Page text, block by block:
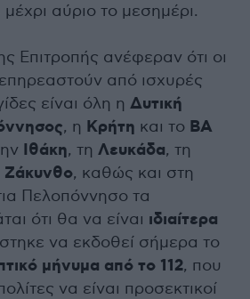
αύριο το μεσημέρι.
Επιτροπής ανέφεραν ότι οι
από ισχυρές
είναι όλη η Δυτική
, η Κρήτη και το ΒΑ
Ιθάκη, τη Λευκάδα, τη
Ζάκυνθο, καθώς και στη
Πελοπόννησο τα
ότι θα να είναι ιδιαίτερα
να εκδοθεί σήμερα το
μήνυμα από το 112, που
να είναι προσεκτικοί